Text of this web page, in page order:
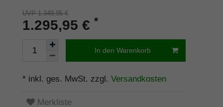
UVP 1.349,95 €
1.295,95 € *
In den Warenkorb
* inkl. ges. MwSt. zzgl. Versandkosten
Merkliste